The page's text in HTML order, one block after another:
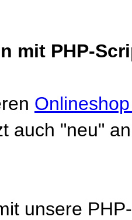
mit PHP-
auch "neu"
unsere